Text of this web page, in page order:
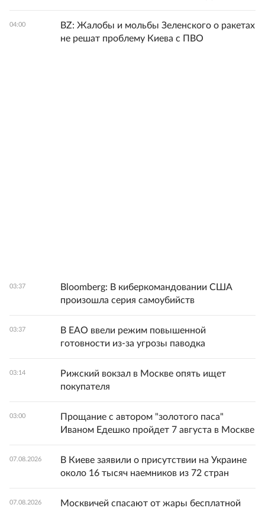
04:00
BZ: Жалобы и мольбы Зеленского о ракетах
не решат проблему Киева с ПВО
03:37
Bloomberg: В киберкомандовании США
произошла серия самоубийств
03:37
В ЕАО ввели режим повышенной
готовности из-за угрозы паводка
03:14
Рижский вокзал в Москве опять ищет
покупателя
03:00
Прощание с автором "золотого паса"
Иваном Едешко пройдет 7 августа в Москве
07.08.2026
В Киеве заявили о присутствии на Украине
около 16 тысяч наемников из 72 стран
07.08.2026
Москвичей спасают от жары бесплатной